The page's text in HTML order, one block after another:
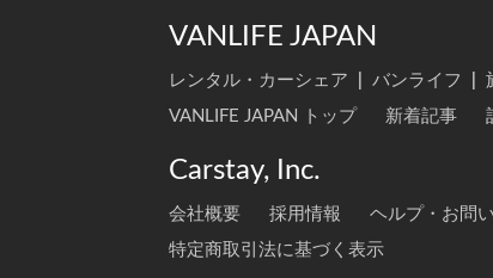
VANLIFE JAPAN
レンタル・カーシェア バンライフ
VANLIFE JAPAN トップ
新着記事
Carstay, Inc.
会社概要 採用情報 ヘルプ・お問
特定商取引法に基づく表示